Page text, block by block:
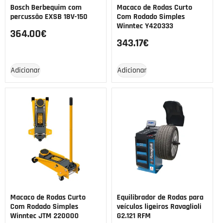
Bosch Berbequim com
percussão EXSB 18V-150
364.00€
Adicionar
Macaco de Rodas Curto
Com Rodado Simples
Winntec Y420333
343.17€
Adicionar
Macaco de Rodas Curto
Com Rodado Simples
Winntec JTM 220000
Equilibrador de Rodas para
veículos ligeiros Ravaglioli
G2.121 RFM